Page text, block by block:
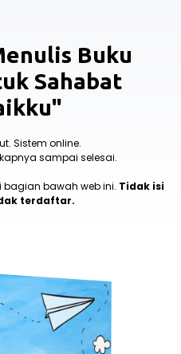
Buku
Sahabat
Sistem online.
sampai selesai.
bagian bawah web ini. Tidak isi
terdaftar.